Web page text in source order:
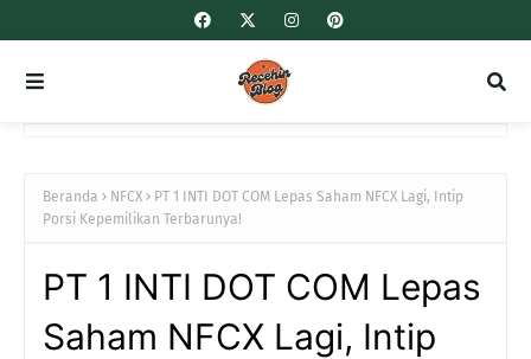
Beranda NFCX
PT 1 INTI DOT COM Lepas Saham NFCX Lagi, Intip
Porsi Kepemilikan Terbarunya!
PT 1 INTI DOT COM Lepas
Saham NFCX Lagi, Intip